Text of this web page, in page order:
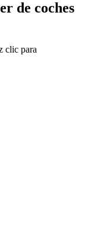
de coches
clic para